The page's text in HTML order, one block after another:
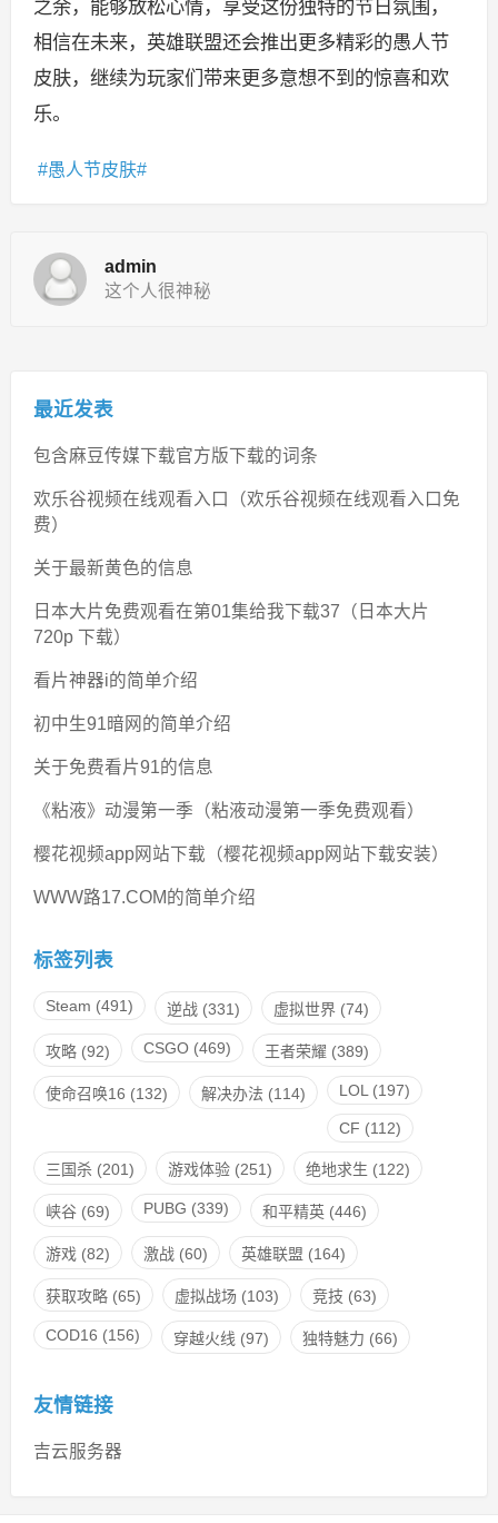
之余，能够放松心情，享受这份独特的节日氛围，
相信在未来，英雄联盟还会推出更多精彩的愚人节
皮肤，继续为玩家们带来更多意想不到的惊喜和欢
乐。
愚人节皮肤
admin
这个人很神秘
最近发表
包含麻豆传媒下载官方版下载的词条
欢乐谷视频在线观看入口（欢乐谷视频在线观看入口免
费）
关于最新黄色的信息
日本大片免费观看在第01集给我下载37（日本大片
720p 下载）
看片神器i的简单介绍
初中生91暗网的简单介绍
关于免费看片91的信息
《粘液》动漫第一季（粘液动漫第一季免费观看）
樱花视频app网站下载（樱花视频app网站下载安装）
WWW路17.COM的简单介绍
标签列表
Steam (491) 逆战(331) 虚拟世界(74)
攻略(92) CSGO(469) 王者荣耀 (389)
使命召唤16 (132) 解决办法 (114) LOL(197)
CF (112)
三国杀(201) 游戏体验(251) 绝地求生 (122)
峡谷(69) PUBG (339) 和平精英(446)
游戏(82) 激战(60) 英雄联盟 (164)
获取攻略(65) 虚拟战场 (103) 竞技 (63)
COD16 (156) 穿越火线 (97) 独特魅力 (66)
友情链接
吉云服务器